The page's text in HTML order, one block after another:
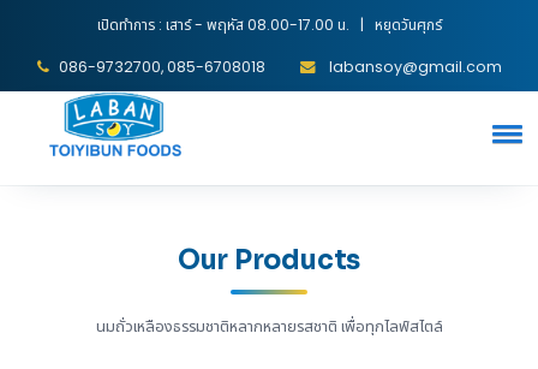
เปิดทำการ : เสาร์ - พฤหัส 08.00-17.00 น. | หยุดวันศุกร์
086-9732700, 085-6708018 labansoy@gmail.com
Our Products
นมถั่วเหลืองธรรมชาติหลากหลายรสชาติ เพื่อทุกไลฟ์สไตล์